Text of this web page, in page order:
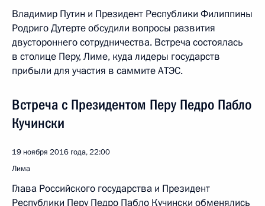
Владимир Путин и Президент Республики Филиппины
Родриго Дутерте обсудили вопросы развития
двустороннего сотрудничества. Встреча состоялась
в столице Перу, Лиме, куда лидеры государств
прибыли для участия в саммите АТЭС.
Встреча с Президентом Перу Педро Пабло
Кучински
19 ноября 2016 года, 22:00
Лима
Глава Российского государства и Президент
Республики Перу Педро Пабло Кучински обменялись